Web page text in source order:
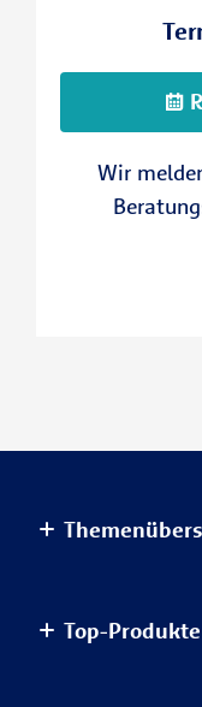
Wir
Haus & Wohnung
Top-Produkte